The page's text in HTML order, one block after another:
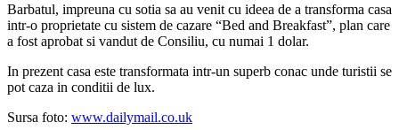
Barbatul, impreuna cu sotia sa au venit cu ideea de a transforma casa
intr-o proprietate cu sistem de cazare “Bed and Breakfast”, plan care
a fost aprobat si vandut de Consiliu, cu numai 1 dolar.
In prezent casa este transformata intr-un superb conac unde turistii se
pot caza in conditii de lux.
Sursa foto: www.dailymail.co.uk